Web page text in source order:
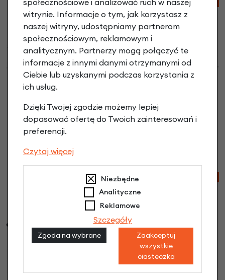
-7%
UBEZPIECZENIE
Składany rower
elektryczny Ecobike
Rhino Cruise
8 299,00 zł
7 718,07 zł
Porównaj
UBEZPIECZENIE
Składany rower
Rhino Cruise
-20%
witrynie. Informacje o tym, jak korzystasz z
naszej witryny, udostępniamy partnerom
społecznościowym, reklamowym i
analitycznym. Partnerzy mogą połączyć te
informacje z innymi danymi otrzymanymi od
Ciebie lub uzyskanymi podczas korzystania z
ich usług.
Dzięki Twojej zgodzie możemy lepiej
dopasować ofertę do Twoich zainteresowań i
preferencji.
Czytaj więcej
Niezbędne
Analityczne
Reklamowe
Szczegóły
Zgoda na wybrane
Zaakceptuj
wszystkie
ciasteczka